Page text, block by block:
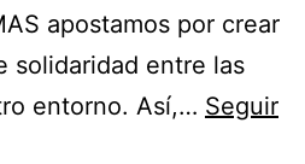
apostamos por crear
solidaridad entre las
entorno. Así,… Seguir